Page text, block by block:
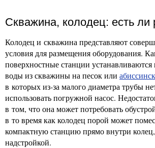
Скважина, колодец: есть ли
Колодец и скважина представляют
условия для размещения оборудования.
поверхностные станции устанавливаются
воды из скважины на песок или
в которых из-за малого диаметра трубы
использовать погружной насос.
в том, что она может потребовать
в то время как колодец порой может
компактную станцию прямо внутри
надстройкой.